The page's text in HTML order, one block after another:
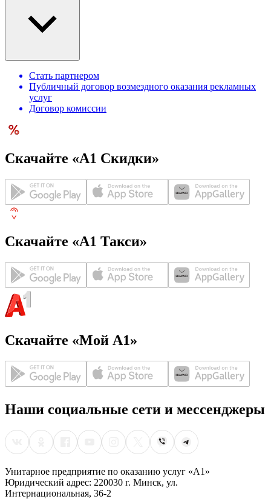
Стать партнером
Публичный договор возмездного оказания рекламных
услуг
Договор комиссии
Скачайте «А1 Скидки»
Скачайте «А1 Такси»
Скачайте «Мой А1»
Наши социальные сети и мессенджеры
Унитарное предприятие по оказанию услуг «А1»
Юридический адрес: 220030 г. Минск, ул.
Интернациональная, 36-2